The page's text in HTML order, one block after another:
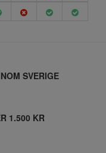
SVERIGE
1.500 KR